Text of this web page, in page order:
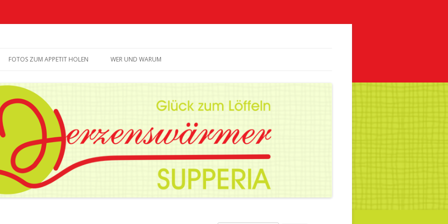
Inhalt
FOTOS ZUM APPETIT HOLEN WER UND WARUM